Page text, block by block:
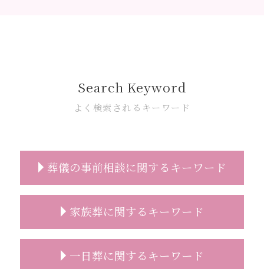
Search Keyword
よく検索されるキーワード
葬儀の事前相談に関するキーワード
葬儀の事前相談
精進落とし 意味
安置所 面会
家族葬に関するキーワード
家族葬とは 香典
一日葬に関するキーワード